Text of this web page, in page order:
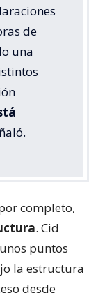
de
una
completo,
. Cid
puntos
la estructura
desde